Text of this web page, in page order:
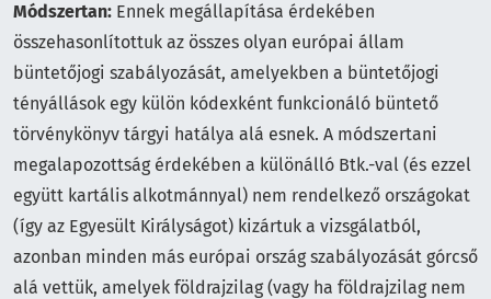
Módszertan: Ennek megállapítása érdekében
összehasonlítottuk az összes olyan európai állam
büntetőjogi szabályozását, amelyekben a büntetőjogi
tényállások egy külön kódexként funkcionáló büntető
törvénykönyv tárgyi hatálya alá esnek. A módszertani
megalapozottság érdekében a különálló Btk.-val (és ezzel
együtt kartális alkotmánnyal) nem rendelkező országokat
(így az Egyesült Királyságot) kizártuk a vizsgálatból,
azonban minden más európai ország szabályozását górcső
alá vettük, amelyek földrajzilag (vagy ha földrajzilag nem